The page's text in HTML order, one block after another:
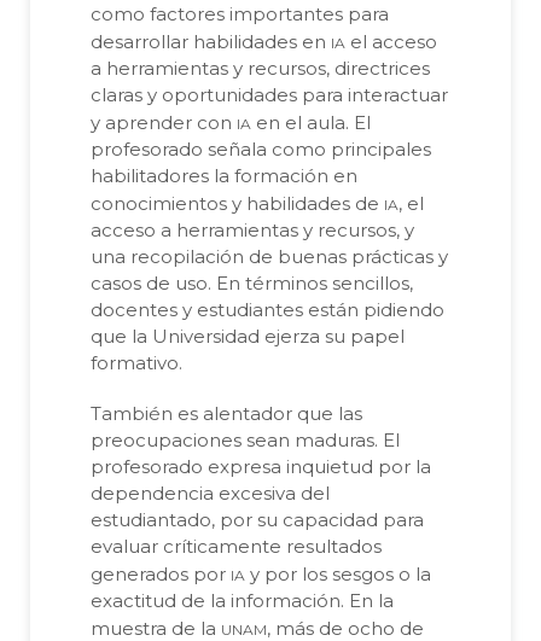
como factores importantes para
desarrollar habilidades en ia el acceso
a herramientas y recursos, directrices
claras y oportunidades para interactuar
y aprender con ia en el aula. El
profesorado señala como principales
habilitadores la formación en
conocimientos y habilidades de ia, el
acceso a herramientas y recursos, y
una recopilación de buenas prácticas y
casos de uso. En términos sencillos,
docentes y estudiantes están pidiendo
que la Universidad ejerza su papel
formativo.
También es alentador que las
preocupaciones sean maduras. El
profesorado expresa inquietud por la
dependencia excesiva del
estudiantado, por su capacidad para
evaluar críticamente resultados
generados por ia y por los sesgos o la
exactitud de la información. En la
muestra de la unam, más de ocho de